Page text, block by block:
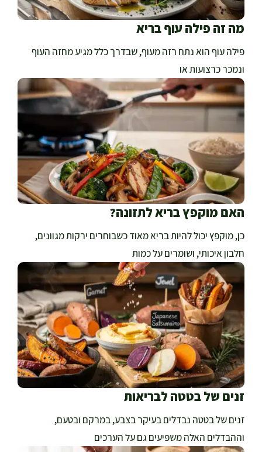
מה זה פילה עוף בריא
פילה עוף הוא נתח רזה מעוף, שבדרך כלל מגיע מחזה העוף
ונמכר כרצועות או
האם מוקפץ בריא לתזונה?
כן, מוקפץ יכול להיות בריא מאוד כשבוחרים ירקות מגוונים,
חלבון איכותי, ושומרים על כמות
זנים של בטטה לבריאות
זנים של בטטה נבדלים בעיקר בצבע, במרקם ובטעם,
וההבדלים האלה משפיעים גם על הערכים